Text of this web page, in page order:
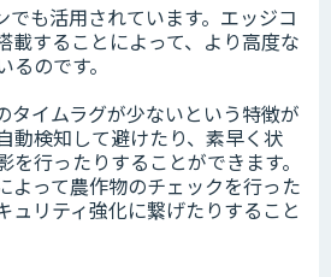
でも活用されています。エッジコ
載することによって、より高度な
のです。
タイムラグが少ないという特徴が
動検知して避けたり、素早く状
行ったりすることができます。
よって農作物のチェックを行った
ュリティ強化に繋げたりすること